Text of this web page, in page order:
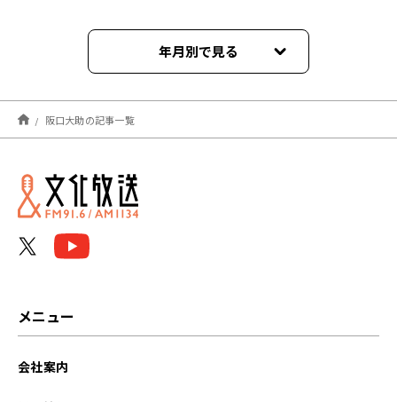
年月別で見る
2026年07月
2026年06月
2026年05月
阪口大助の記事一覧
メニュー
会社案内